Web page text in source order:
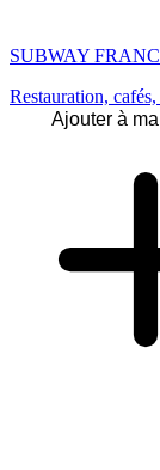
SUBWAY
Restauration,
Ajouter à